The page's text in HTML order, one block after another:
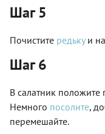
Шаг 5
Почистите редькуи
Шаг 6
В салатник положите
Немного посолите,
перемешайте.